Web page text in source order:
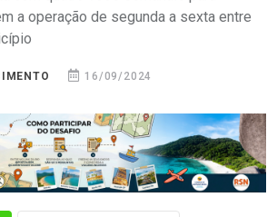
a operação de segunda a sexta entre
16/09/2024